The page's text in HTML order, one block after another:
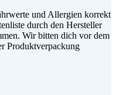
und Allergien korrekt
durch den Hersteller
Wir bitten dich vor dem
Produktverpackung